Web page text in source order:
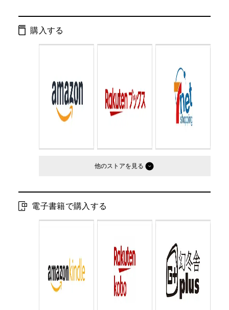
ISBN：
購入する
他のストア
電子書籍で購入する